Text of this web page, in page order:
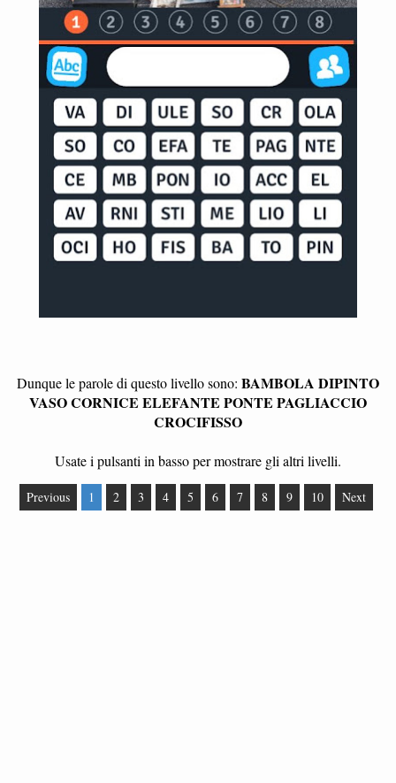
Dunque le parole di questo livello sono: BAMBOLA DIPINTO
VASO CORNICE ELEFANTE PONTE PAGLIACCIO
CROCIFISSO
Usate i pulsanti in basso per mostrare gli altri livelli.
Previous 1 2 3 4 5 6 7 8 9 10 Next